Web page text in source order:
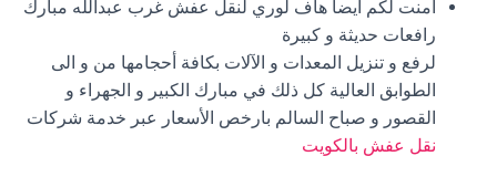
أمنت لكم أيضا هاف لوري لنقل عفش غرب عبدالله مبارك
رافعات حديثة و كبيرة
لرفع و تنزيل المعدات و الآلات بكافة أحجامها من و الى
الطوابق العالية كل ذلك في مبارك الكبير و الجهراء و
القصور و صباح السالم بارخص الأسعار عبر خدمة شركات
نقل عفش بالكويت